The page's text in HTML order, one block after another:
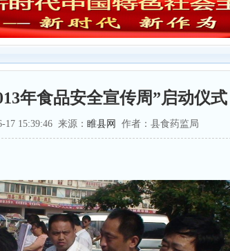
年食品安全宣传周”启动仪式
17 15:39:46 来源： 睢县网 作者：县食药监局